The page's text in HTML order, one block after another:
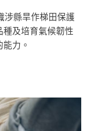
涉縣旱作梯田保護
種及培育氣候韌性
力。